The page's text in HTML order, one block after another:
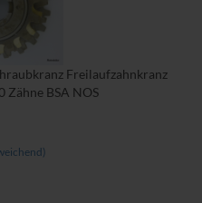
Freilaufzahnkranz
Zähne BSA NOS